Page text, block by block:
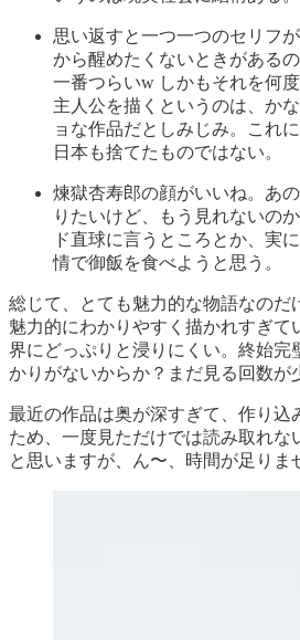
思い返すと一つ一つのセリフ
から醒めたくないときがある
一番つらいw しかもそれを何
主人公を描くというのは、か
ョな作品だとしみじみ。これ
日本も捨てたものではない。
煉獄杏寿郎の顔がいいね。あ
りたいけど、もう見れないの
ド直球に言うところとか、実
情で御飯を食べようと思う。
総じて、とても魅力的な物語なのだ
魅力的にわかりやすく描かれすぎて
界にどっぷりと浸りにくい。終始完
かりがないからか？まだ見る回数
最近の作品は奥が深すぎて、作り込
ため、一度見ただけでは読み取れな
と思いますが、ん〜、時間が足りま